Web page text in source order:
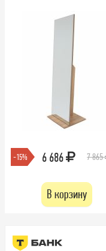
-15% 6 686 7 865
В корзину